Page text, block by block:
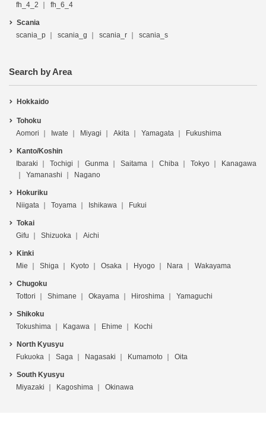
fh_4_2
fh_6_4
Scania
scania_p
scania_g scania_r scania_s
Search by Area
Hokkaido
Tohoku
Aomori
Iwate Miyagi Akita Yamagata Fukushima
Kanto/Koshin
Ibaraki
Tochigi Gunma Saitama Chiba Tokyo
Kanagawa
Yamanashi
Nagano
Hokuriku
Niigata
Toyama Ishikawa Fukui
Tokai
Gifu
Shizuoka Aichi
Kinki
Mie
Shiga Kyoto Osaka Hyogo Nara Wakayama
Chugoku
Tottori
Shimane Okayama Hiroshima Yamaguchi
Shikoku
Tokushima
Kagawa Ehime Kochi
North Kyusyu
Fukuoka
Saga Nagasaki Kumamoto Oita
South Kyusyu
Miyazaki
Kagoshima Okinawa